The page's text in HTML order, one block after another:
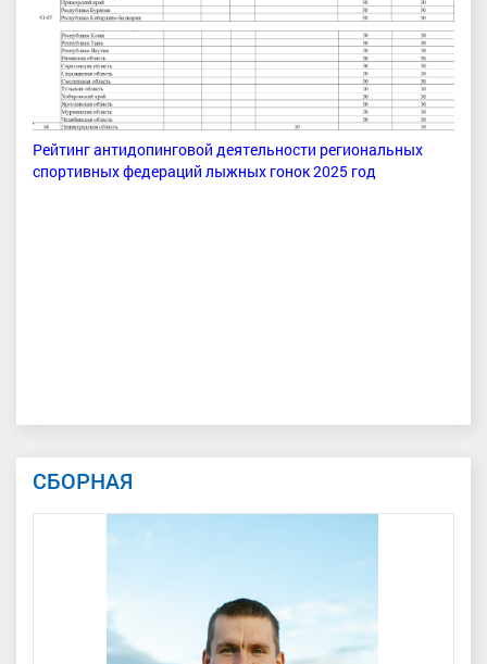
Рейтинг антидопинговой деятельности региональных
спортивных федераций лыжных гонок 2025 год
СБОРНАЯ